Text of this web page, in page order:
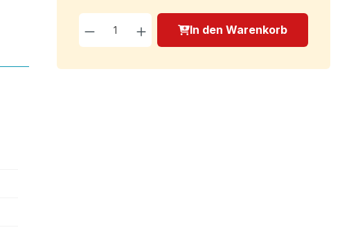
Produkt Anzahl: Gib
In den Warenkorb